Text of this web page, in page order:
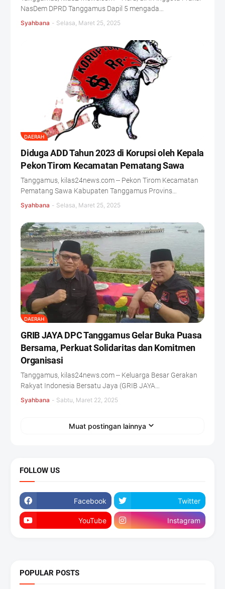
NasDem DPRD Tanggamus Dapil 5 mengada…
Syahbana - Selasa, Maret 25, 2025
DAERAH
Diduga ADD Tahun 2023 di Korupsi oleh Kepala
Pekon Tirom Kecamatan Pematang Sawa
Tanggamus, kilas24news.com -- Pekon Tirom Kecamatan
Pematang Sawa Kabupaten Tanggamus Provins…
Syahbana - Selasa, Maret 25, 2025
DAERAH
GRIB JAYA DPC Tanggamus Gelar Buka Puasa
Bersama, Perkuat Solidaritas dan Komitmen
Organisasi
Tanggamus, kilas24news.com -- Keluarga Besar Gerakan
Rakyat Indonesia Bersatu Jaya (GRIB JAYA…
Syahbana - Sabtu, Maret 22, 2025
Muat postingan lainnya
FOLLOW US
Facebook Twitter
YouTube Instagram
POPULAR POSTS